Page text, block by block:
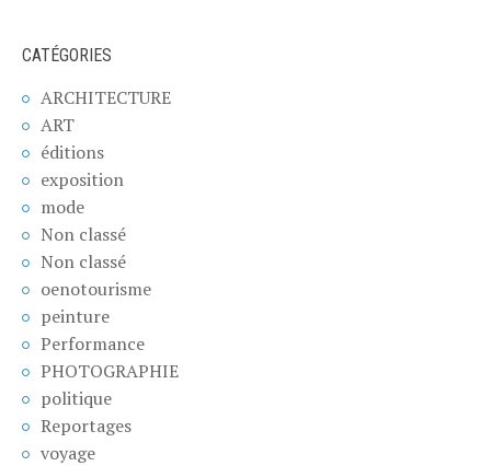
CATÉGORIES
ARCHITECTURE
ART
éditions
exposition
mode
Non classé
Non classé
oenotourisme
peinture
Performance
PHOTOGRAPHIE
politique
Reportages
voyage